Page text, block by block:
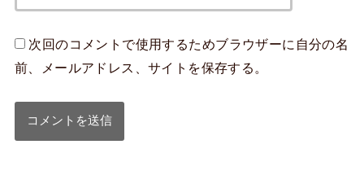
次回のコメントで使用するためブラウザーに自分の名
前、メールアドレス、サイトを保存する。